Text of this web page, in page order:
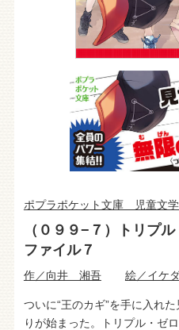
ポプラポケット文庫 児童文
（０９９−７）トリプ
ファイル７
作／向井 湘吾 絵／イケ
ついに“王のカギ”を手に入れ
りが始まった。トリプル・ゼ